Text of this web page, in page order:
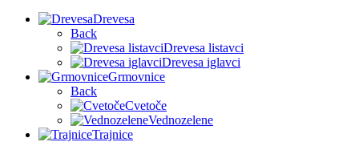
Drevesa
Back
Drevesa listavci
Drevesa iglavci
Grmovnice
Back
Cvetoče
Vednozelene
Trajnice